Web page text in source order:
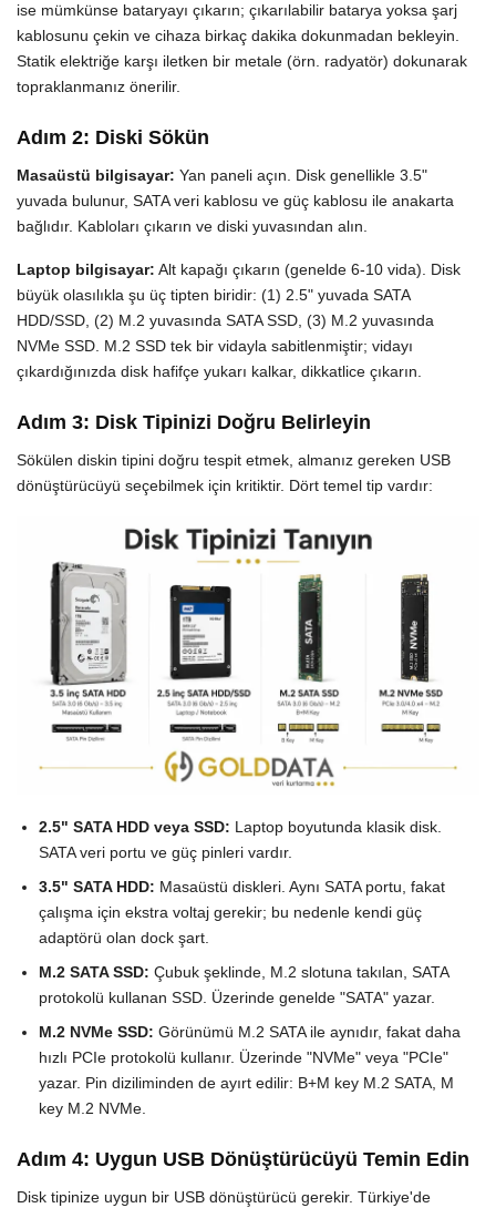
ise mümkünse bataryayı çıkarın; çıkarılabilir batarya yoksa şarj
kablosunu çekin ve cihaza birkaç dakika dokunmadan bekleyin.
Statik elektriğe karşı iletken bir metale (örn. radyatör) dokunarak
topraklanmanız önerilir.
Adım 2: Diski Sökün
Masaüstü bilgisayar: Yan paneli açın. Disk genellikle 3.5"
yuvada bulunur, SATA veri kablosu ve güç kablosu ile anakarta
bağlıdır. Kabloları çıkarın ve diski yuvasından alın.
Laptop bilgisayar: Alt kapağı çıkarın (genelde 6-10 vida). Disk
büyük olasılıkla şu üç tipten biridir: (1) 2.5" yuvada SATA
HDD/SSD, (2) M.2 yuvasında SATA SSD, (3) M.2 yuvasında
NVMe SSD. M.2 SSD tek bir vidayla sabitlenmiştir; vidayı
çıkardığınızda disk hafifçe yukarı kalkar, dikkatlice çıkarın.
Adım 3: Disk Tipinizi Doğru Belirleyin
Sökülen diskin tipini doğru tespit etmek, almanız gereken USB
dönüştürücüyü seçebilmek için kritiktir. Dört temel tip vardır:
2.5" SATA HDD veya SSD: Laptop boyutunda klasik disk.
SATA veri portu ve güç pinleri vardır.
3.5" SATA HDD: Masaüstü diskleri. Aynı SATA portu, fakat
çalışma için ekstra voltaj gerekir; bu nedenle kendi güç
adaptörü olan dock şart.
M.2 SATA SSD: Çubuk şeklinde, M.2 slotuna takılan, SATA
protokolü kullanan SSD. Üzerinde genelde "SATA" yazar.
M.2 NVMe SSD: Görünümü M.2 SATA ile aynıdır, fakat daha
hızlı PCIe protokolü kullanır. Üzerinde "NVMe" veya "PCIe"
yazar. Pin diziliminden de ayırt edilir: B+M key M.2 SATA, M
key M.2 NVMe.
Adım 4: Uygun USB Dönüştürücüyü Temin Edin
Disk tipinize uygun bir USB dönüştürücü gerekir. Türkiye'de